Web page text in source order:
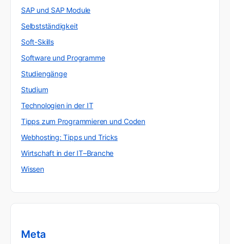
SAP und SAP Module
Selbstständigkeit
Soft-Skills
Software und Programme
Studiengänge
Studium
Technologien in der IT
Tipps zum Programmieren und Coden
Webhosting: Tipps und Tricks
Wirtschaft in der IT–Branche
Wissen
Meta